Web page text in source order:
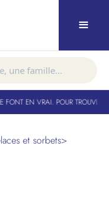
EN VRAI. POUR TROUVER
et sorbets>